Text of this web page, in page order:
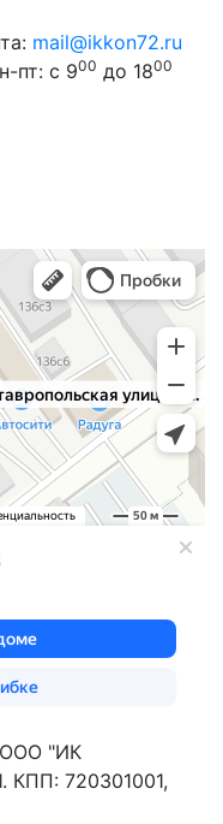
mail@ikkon72.ru
пт: с 900 до 1800
ООО "ИК
720301001,